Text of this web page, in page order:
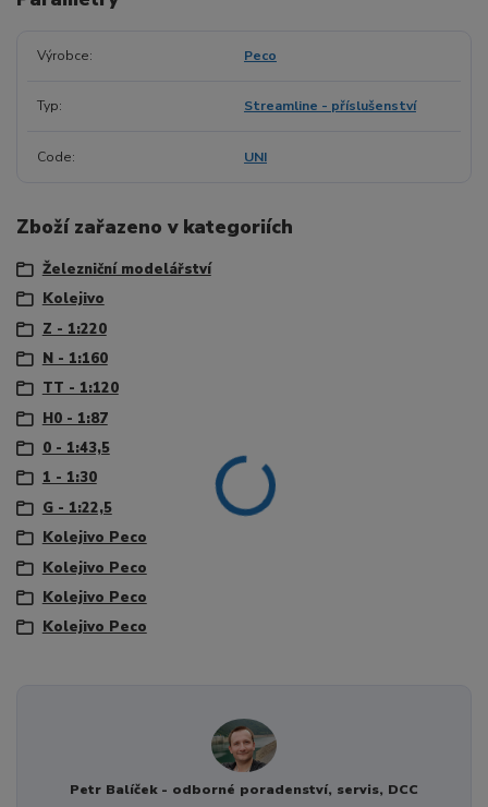
Výrobce Peco
Typ Streamline - příslušenství
Code UNI
Zboží zařazeno v kategoriích
Železniční modelářství
Kolejivo
Z - 1:220
N - 1:160
TT - 1:120
H0 - 1:87
0 - 1:43,5
1 - 1:30
G - 1:22,5
Kolejivo Peco
Kolejivo Peco
Kolejivo Peco
Kolejivo Peco
Petr Balíček - odborné poradenství, servis, DCC